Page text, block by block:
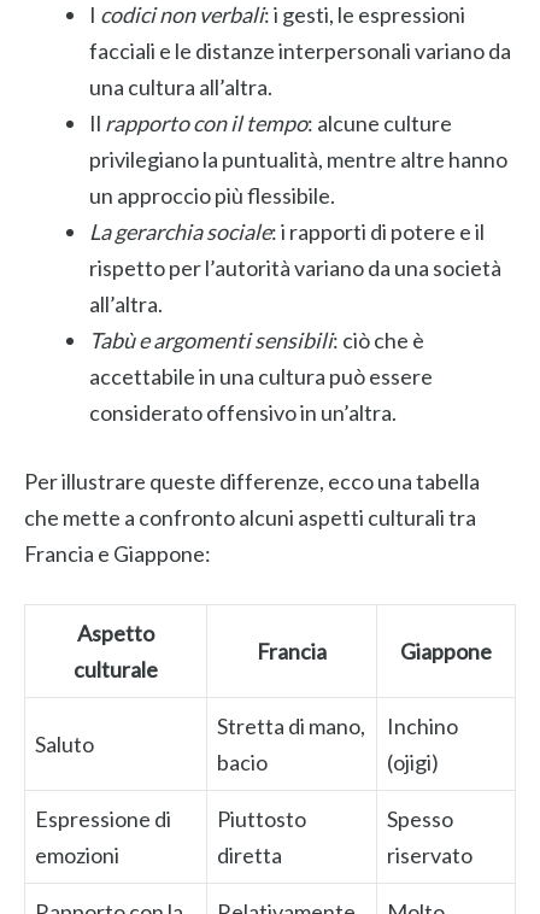
I codici non verbali: i gesti, le espressioni
facciali e le distanze interpersonali variano da
una cultura all’altra.
Il rapporto con il tempo: alcune culture
privilegiano la puntualità, mentre altre hanno
un approccio più flessibile.
La gerarchia sociale: i rapporti di potere e il
rispetto per l’autorità variano da una società
all’altra.
Tabù e argomenti sensibili: ciò che è
accettabile in una cultura può essere
considerato offensivo in un’altra.
Per illustrare queste differenze, ecco una tabella
che mette a confronto alcuni aspetti culturali tra
Francia e Giappone:
Aspetto
culturale
Francia Giappone
Saluto
Stretta di mano,
bacio
Inchino
(ojigi)
Espressione di
emozioni
Piuttosto
diretta
Spesso
riservato